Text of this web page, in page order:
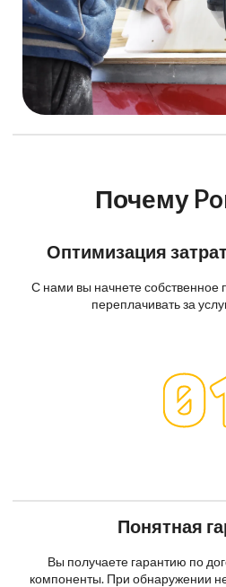
Почему
Оптимизация
С нами вы начнете собственное
переплачивать за
Понятная
Вы получаете гарантию по
компоненты. При обнаружении